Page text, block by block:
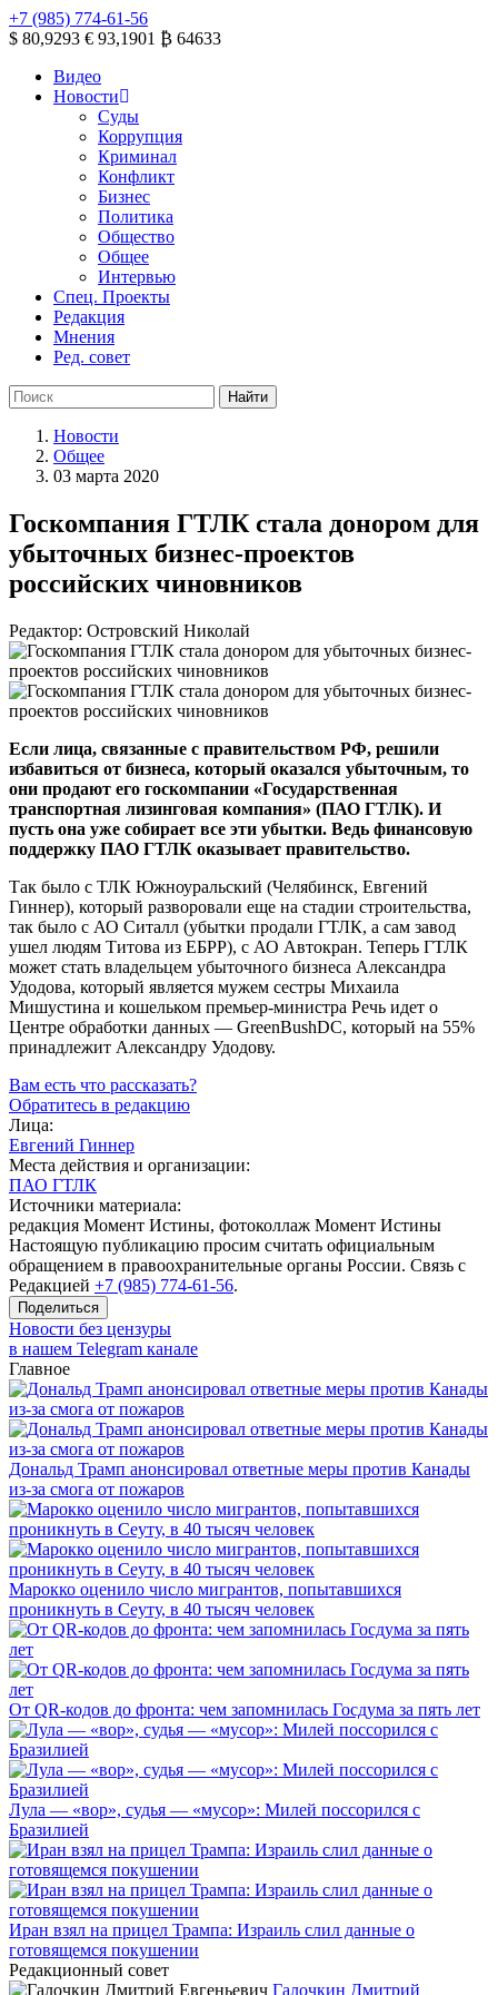
+7 (985) 774-61-56
$ 80,9293 € 93,1901 ₿ 64633
Видео
Новости
Суды
Коррупция
Криминал
Конфликт
Бизнес
Политика
Общество
Общее
Интервью
Спец. Проекты
Редакция
Мнения
Ред. совет
Новости
Общее
03 марта 2020
Госкомпания ГТЛК стала донором для
убыточных бизнес-проектов
российских чиновников
Редактор: Островский Николай
Если лица, связанные с правительством РФ, решили
избавиться от бизнеса, который оказался убыточным, то
они продают его госкомпании «Государственная
транспортная лизинговая компания» (ПАО ГТЛК). И
пусть она уже собирает все эти убытки. Ведь финансовую
поддержку ПАО ГТЛК оказывает правительство.
Так было с ТЛК Южноуральский (Челябинск, Евгений
Гиннер), который разворовали еще на стадии строительства,
так было с АО Ситалл (убытки продали ГТЛК, а сам завод
ушел людям Титова из ЕБРР), с АО Автокран. Теперь ГТЛК
может стать владельцем убыточного бизнеса Александра
Удодова, который является мужем сестры Михаила
Мишустина и кошельком премьер-министра Речь идет о
Центре обработки данных — GreenBushDC, который на 55%
принадлежит Александру Удодову.
Вам есть что рассказать?
Обратитесь в редакцию
Лица:
Евгений Гиннер
Места действия и организации:
ПАО ГТЛК
Источники материала:
редакция Момент Истины, фотоколлаж Момент Истины
Настоящую публикацию просим считать официальным
обращением в правоохранительные органы России. Связь с
Редакцией +7 (985) 774-61-56.
Поделиться
Новости без цензуры
в нашем Telegram канале
Главное
Дональд Трамп анонсировал ответные меры против Канады
из-за смога от пожаров
Марокко оценило число мигрантов, попытавшихся
проникнуть в Сеуту, в 40 тысяч человек
От QR-кодов до фронта: чем запомнилась Госдума за пять лет
Лула — «вор», судья — «мусор»: Милей поссорился с
Бразилией
Иран взял на прицел Трампа: Израиль слил данные о
готовящемся покушении
Редакционный совет
Галочкин Дмитрий